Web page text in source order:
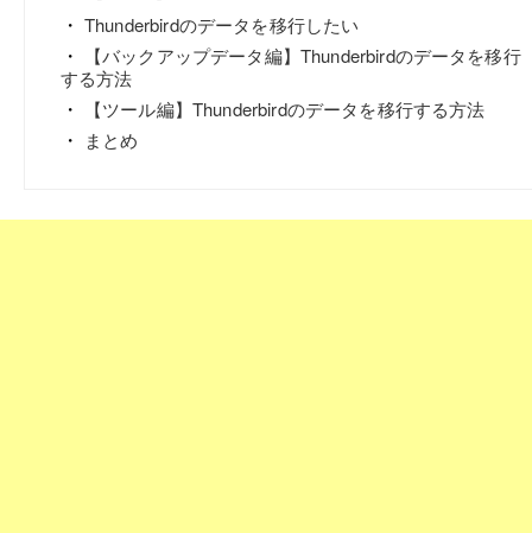
Thunderbirdのデータを移行したい
【バックアップデータ編】Thunderbirdのデータを移行
する方法
【ツール編】Thunderbirdのデータを移行する方法
まとめ